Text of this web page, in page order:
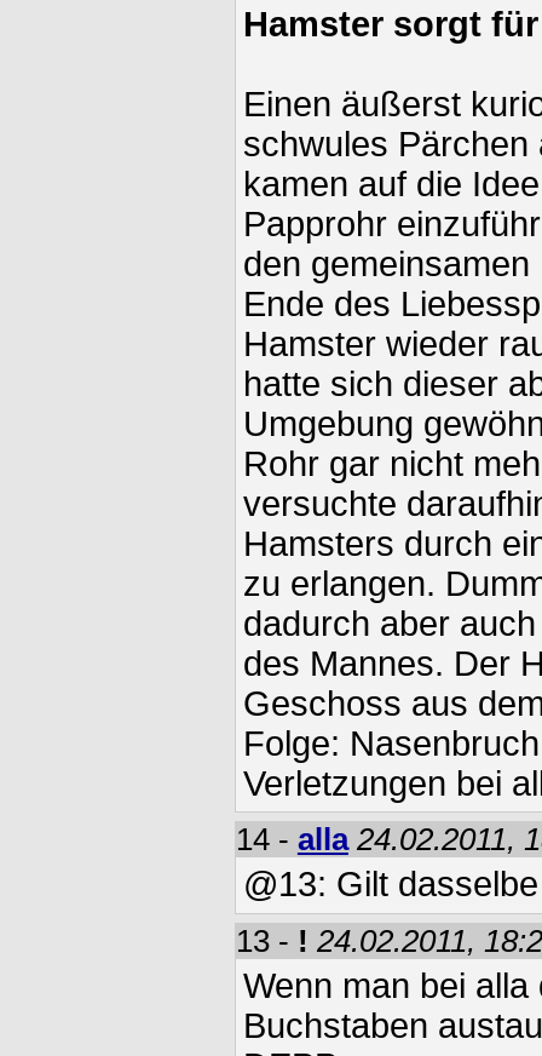
Hamster sorgt
Einen äußerst
schwules Pärchen
kamen auf die
Papprohr
den
Ende des
Hamster wieder
hatte sich dieser
Umgebung
Rohr gar nicht
versuchte
Hamsters durch
zu erlangen.
dadurch aber
des Mannes. Der
Geschoss aus
Folge:
Verletzungen bei
14 - alla 24.02.2011,
@13: Gilt
13 - ! 24.02.2011,
Wenn man bei
Buchstaben